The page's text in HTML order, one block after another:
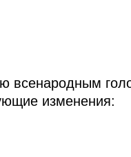
всенародным
изменения: